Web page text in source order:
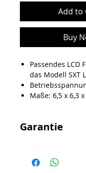
Add to
Buy
Passendes LCD
das Modell SXT
Maße: 6,5 x 6,3
Garantie
bestellten Artikel
Garantie auf das